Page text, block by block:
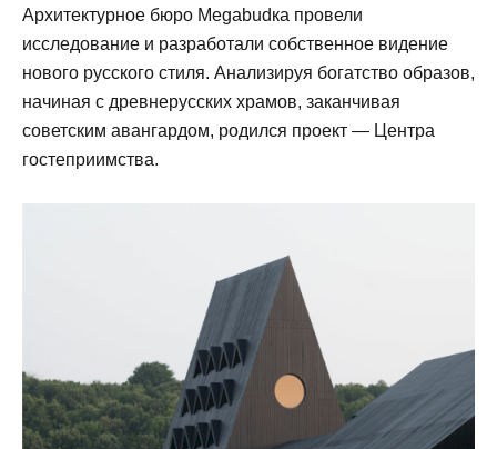
Архитектурное бюро Megabudкa провели
исследование и разработали собственное видение
нового русского стиля. Анализируя богатство образов,
начиная с древнерусских храмов, заканчивая
советским авангардом, родился проект — Центра
гостеприимства.